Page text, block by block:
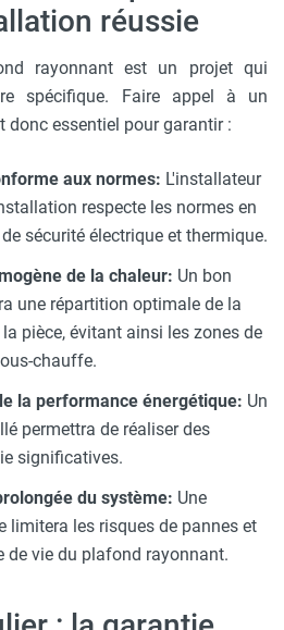
réussie
rayonnant est un projet qui
spécifique. Faire appel à un
donc essentiel pour garantir :
aux normes: L'installateur
respecte les normes en
sécurité électrique et thermique.
de la chaleur: Un bon
une répartition optimale de la
pièce, évitant ainsi les zones de
chauffe.
la performance énergétique: Un
permettra de réaliser des
significatives.
du système: Une
limitera les risques de pannes et
de vie du plafond rayonnant.